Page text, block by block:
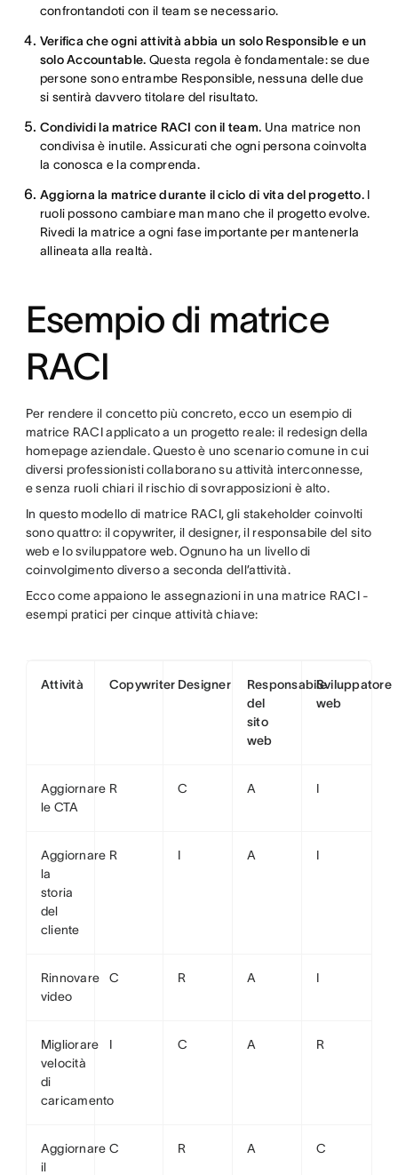
confrontandoti con il team se necessario.
Verifica che ogni attività abbia un solo Responsible e un
solo Accountable. Questa regola è fondamentale: se due
persone sono entrambe Responsible, nessuna delle due
si sentirà davvero titolare del risultato.
Condividi la matrice RACI con il team. Una matrice non
condivisa è inutile. Assicurati che ogni persona coinvolta
la conosca e la comprenda.
Aggiorna la matrice durante il ciclo di vita del progetto.I
ruoli possono cambiare man mano che il progetto evolve.
Rivedi la matrice a ogni fase importante per mantenerla
allineata alla realtà.
Esempio di matrice
RACI
Per rendere il concetto più concreto, ecco un esempio di
matrice RACI applicato a un progetto reale: il redesign della
homepage aziendale. Questo è uno scenario comune in cui
diversi professionisti collaborano su attività interconnesse,
e senza ruoli chiari il rischio di sovrapposizioni è alto.
In questo modello di matrice RACI, gli stakeholder coinvolti
sono quattro: il copywriter, il designer, il responsabile del sito
web e lo sviluppatore web. Ognuno ha un livello di
coinvolgimento diverso a seconda dell’attività.
Ecco come appaiono le assegnazioni in una matrice RACI -
esempi pratici per cinque attività chiave:
Attività Copywriter Designer
Responsabile
del
sito
web
Sviluppatore
web
Aggiornare
le CTA
R C A I
Aggiornare
la
storia
del
cliente
R I A I
Rinnovare
video
C R A I
Migliorare
velocità
di
caricamento
I C A R
Aggiornare
il
C R A C